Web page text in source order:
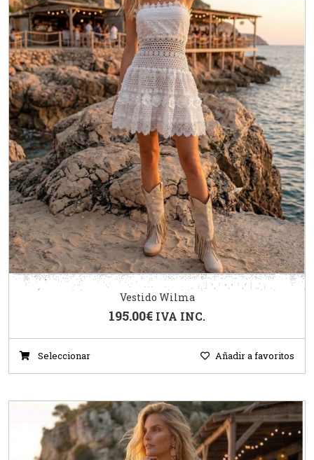
Vestido Wilma
195.00€ IVA INC.
Seleccionar Añadir a favoritos